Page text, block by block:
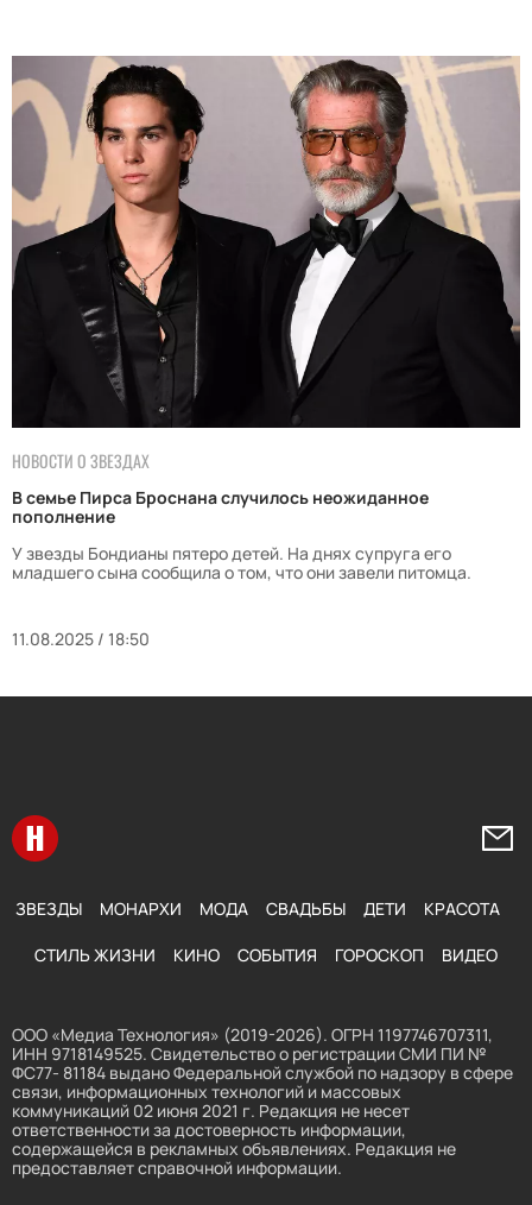
НОВОСТИ О ЗВЕЗДАХ
В семье Пирса Броснана случилось неожиданное
пополнение
У звезды Бондианы пятеро детей. На днях супруга его
младшего сына сообщила о том, что они завели питомца.
11.08.2025 / 18:50
Перейти на главную
ЗВЕЗДЫ МОНАРХИ МОДА СВАДЬБЫ ДЕТИ КРАСОТА
СТИЛЬ ЖИЗНИ КИНО СОБЫТИЯ ГОРОСКОП ВИДЕО
ООО «Медиа Технология» (2019-2026). ОГРН 1197746707311,
ИНН 9718149525. Свидетельство о регистрации СМИ ПИ №
ФС77- 81184 выдано Федеральной службой по надзору в сфере
связи, информационных технологий и массовых
коммуникаций 02 июня 2021 г. Редакция не несет
ответственности за достоверность информации,
содержащейся в рекламных объявлениях. Редакция не
предоставляет справочной информации.